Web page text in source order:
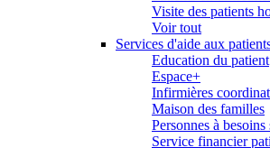
Visite des patients
Voir tout
Services d'aide aux
Education du patient
Espace+
Infirmières
Maison des familles
Personnes à
Service financier